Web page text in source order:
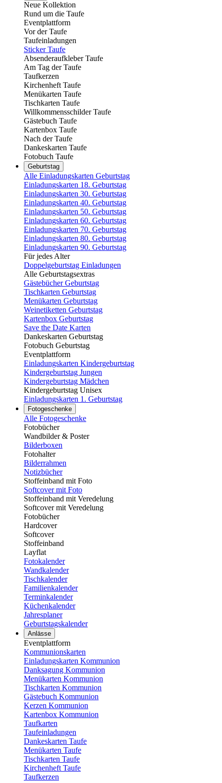
Neue Kollektion
Rund um die Taufe
Eventplattform
Vor der Taufe
Taufeinladungen
Sticker Taufe
Absenderaufkleber Taufe
Am Tag der Taufe
Taufkerzen
Kirchenheft Taufe
Menükarten Taufe
Tischkarten Taufe
Willkommensschilder Taufe
Gästebuch Taufe
Kartenbox Taufe
Nach der Taufe
Dankeskarten Taufe
Fotobuch Taufe
Geburtstag
Alle Einladungskarten Geburtstag
Einladungskarten 18. Geburtstag
Einladungskarten 30. Geburtstag
Einladungskarten 40. Geburtstag
Einladungskarten 50. Geburtstag
Einladungskarten 60. Geburtstag
Einladungskarten 70. Geburtstag
Einladungskarten 80. Geburtstag
Einladungskarten 90. Geburtstag
Für jedes Alter
Doppelgeburtstag Einladungen
Alle Geburtstagsextras
Gästebücher Geburtstag
Tischkarten Geburtstag
Menükarten Geburtstag
Weinetiketten Geburtstag
Kartenbox Geburtstag
Save the Date Karten
Dankeskarten Geburtstag
Fotobuch Geburtstag
Eventplattform
Einladungskarten Kindergeburtstag
Kindergeburtstag Jungen
Kindergeburtstag Mädchen
Kindergeburtstag Unisex
Einladungskarten 1. Geburtstag
Fotogeschenke
Alle Fotogeschenke
Fotobücher
Wandbilder & Poster
Bilderboxen
Fotohalter
Bilderrahmen
Notizbücher
Stoffeinband mit Foto
Softcover mit Foto
Stoffeinband mit Veredelung
Softcover mit Veredelung
Fotobücher
Hardcover
Softcover
Stoffeinband
Layflat
Fotokalender
Wandkalender
Tischkalender
Familienkalender
Terminkalender
Küchenkalender
Jahresplaner
Geburtstagskalender
Anlässe
Eventplattform
Kommunionskarten
Einladungskarten Kommunion
Danksagung Kommunion
Menükarten Kommunion
Tischkarten Kommunion
Gästebuch Kommunion
Kerzen Kommunion
Kartenbox Kommunion
Taufkarten
Taufeinladungen
Dankeskarten Taufe
Menükarten Taufe
Tischkarten Taufe
Kirchenheft Taufe
Taufkerzen